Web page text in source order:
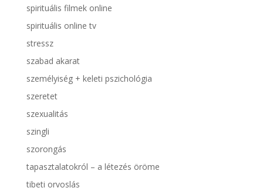
spirituális filmek online
spirituális online tv
stressz
szabad akarat
személyiség + keleti pszichológia
szeretet
szexualitás
szingli
szorongás
tapasztalatokról – a létezés öröme
tibeti orvoslás